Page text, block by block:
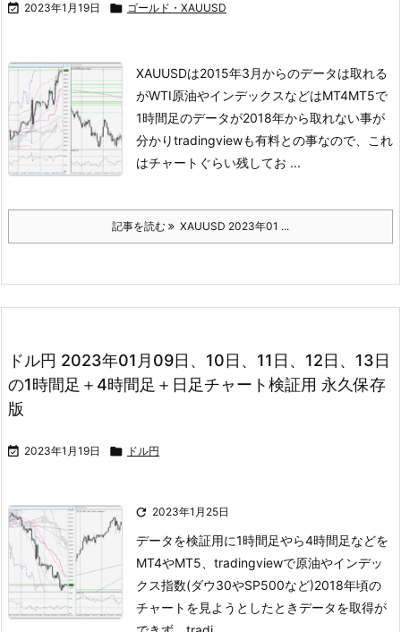
 2023年1月19日  ゴールド・XAUUSD
XAUUSDは2015年3月からのデータは取れる
がWTI原油やインデックスなどはMT4MT5で
1時間足のデータが2018年から取れない事が
分かりtradingviewも有料との事なので、これ
はチャートぐらい残してお ...
記事を読む XAUUSD 2023年01 ...
ドル円 2023年01月09日、10日、11日、12日、13日
の1時間足＋4時間足＋日足チャート検証用 永久保存
版
 2023年1月19日  ドル円
 2023年1月25日
データを検証用に1時間足やら4時間足などを
MT4やMT5、tradingviewで原油やインデッ
クス指数(ダウ30やSP500など)2018年頃の
チャートを見ようとしたときデータを取得が